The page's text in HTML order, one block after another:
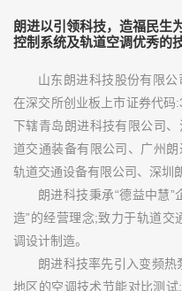
朗进以引领科技，造福民生
控制系统及轨道空调优秀的
山东朗进科技股份有限
在深交所创业板上市证券代码
下辖青岛朗进科技有限公司
道交通装备有限公司、广州
轨道交通设备有限公司、深圳
朗进科技秉承“德益中慧
造”的经营理念;致力于轨道交
调设计制造。
朗进科技率先引入变频
地区的空调技术节能对比测